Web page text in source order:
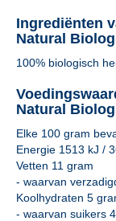
Ingrediënten
Natural
100% biologisch
Natural
Elke 100 gram
Energie 1513 kJ /
Vetten 11 gram
- waarvan
Koolhydraten 5
- waarvan suikers